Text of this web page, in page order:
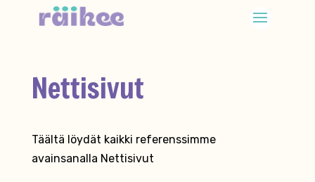
Nettisivut
Täältä löydät kaikki referenssimme
avainsanalla Nettisivut